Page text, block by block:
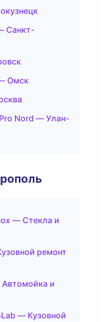
Санкт-
Омск
Nord — Улан-
— Стекла и
ремонт
и
— Кузовной